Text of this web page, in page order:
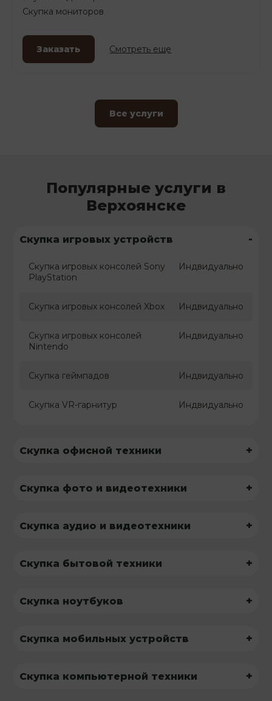
Скупка мониторов
Заказать Смотреть еще
Все услуги
Популярные услуги в
Верхоянске
Скупка игровых устройств -
Скупка игровых консолей Sony
PlayStation
Индвидуально
Скупка игровых консолей Xbox Индвидуально
Скупка игровых консолей
Nintendo
Индвидуально
Скупка геймпадов Индвидуально
Скупка VR-гарнитур Индвидуально
Скупка офисной техники +
Скупка фото и видеотехники +
Скупка аудио и видеотехники +
Скупка бытовой техники +
Скупка ноутбуков +
Скупка мобильных устройств +
Скупка компьютерной техники +